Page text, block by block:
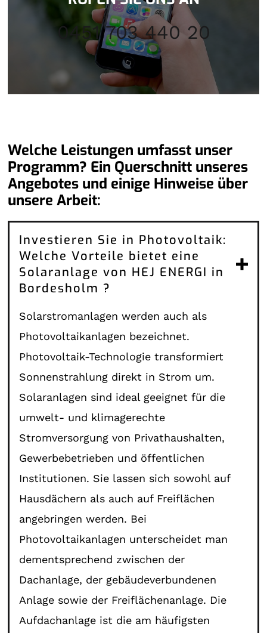
0451 703 440 20
Welche Leistungen umfasst unser
Programm? Ein Querschnitt unseres
Angebotes und einige Hinweise über
unsere Arbeit:
Investieren Sie in Photovoltaik:
Welche Vorteile bietet eine
Solaranlage von HEJ ENERGI in
Bordesholm ?
Solarstromanlagen werden auch als
Photovoltaikanlagen bezeichnet.
Photovoltaik-Technologie transformiert
Sonnenstrahlung direkt in Strom um.
Solaranlagen sind ideal geeignet für die
umwelt- und klimagerechte
Stromversorgung von Privathaushalten,
Gewerbebetrieben und öffentlichen
Institutionen. Sie lassen sich sowohl auf
Hausdächern als auch auf Freiflächen
angebringen werden. Bei
Photovoltaikanlagen unterscheidet man
dementsprechend zwischen der
Dachanlage, der gebäudeverbundenen
Anlage sowie der Freiflächenanlage. Die
Aufdachanlage ist die am häufigsten